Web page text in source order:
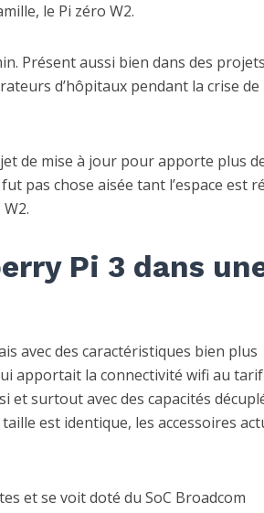
le Pi zéro W2.
Présent aussi bien dans des
d’hôpitaux pendant la crise de
de mise à jour pour apporte plus
pas chose aisée tant l’espace est
Pi 3 dans
avec des caractéristiques bien plus
apportait la connectivité wifi au
et surtout avec des capacités
est identique, les accessoires
et se voit doté du SoC Broadcom